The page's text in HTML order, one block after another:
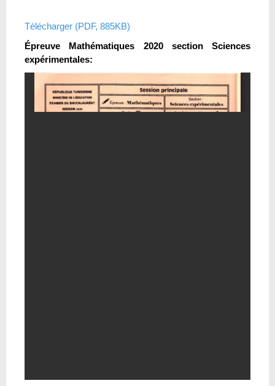
Télécharger (PDF, 885KB)
Épreuve Mathématiques 2020 section Sciences
expérimentales: